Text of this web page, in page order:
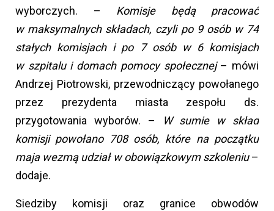
wyborczych. – Komisje będą pracować
w maksymalnych składach, czyli po 9 osób w 74
stałych komisjach i po 7 osób w 6 komisjach
w szpitalu i domach pomocy społecznej– mówi
Andrzej Piotrowski, przewodniczący powołanego
przez prezydenta miasta zespołu ds.
przygotowania wyborów. –
W sumie w skład
komisji powołano 708 osób, które na początku
maja wezmą udział w obowiązkowym szkoleniu–
dodaje.
Siedziby komisji oraz granice obwodów